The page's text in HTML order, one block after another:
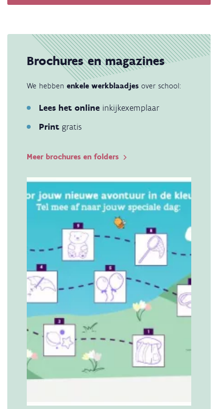
Brochures en magazines
We hebben enkele werkblaadjes over school:
Lees het online inkijkexemplaar
Print gratis
Meer brochures en folders